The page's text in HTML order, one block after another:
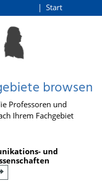
Start
browsen
Professoren und
Ihrem Fachgebiet
und